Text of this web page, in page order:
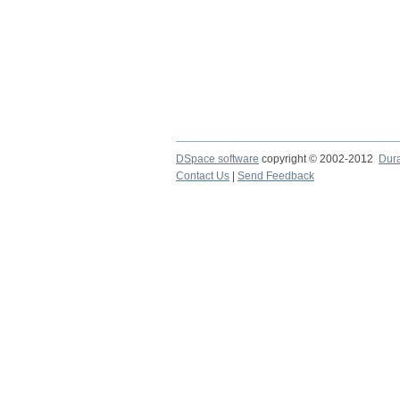
DSpace software copyright © 2002-2012
Contact Us
Send Feedback